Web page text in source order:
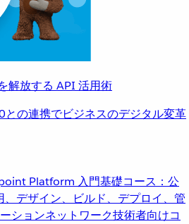
解放する API 活用術
の連携でビジネスのデジタル変革
Platform 入門基礎コース：公
デザイン、ビルド、デプロイ、管
ションネットワーク技術者向けコ